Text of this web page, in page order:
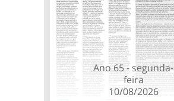
Ano 65 - segunda-
feira
10/08/2026